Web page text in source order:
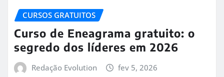
CURSOS GRATUITOS
Curso de Eneagrama gratuito: o
segredo dos líderes em 2026
Redação Evolution fev 5, 2026